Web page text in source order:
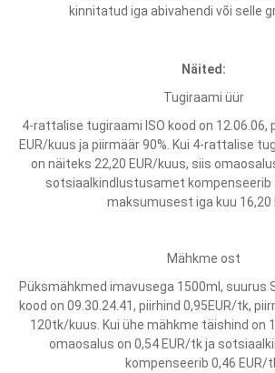
kinnitatud iga abivahendi või selle
Näited:
Tugiraami üür
4-rattalise tugiraami ISO kood on 12.06.06,
EUR/kuus ja piirmäär 90%. Kui 4-rattalise
on näiteks 22,20 EUR/kuus, siis
sotsiaalkindlustusamet kompenseerib
maksumusest iga kuu 16,20
Mähkme ost
Püksmähkmed imavusega 1500ml, suurus
kood on 09.30.24.41, piirhind 0,95EUR/tk,
120tk/kuus. Kui ühe mähkme täishind on
omaosalus on 0,54 EUR/tk ja
kompenseerib 0,46 EUR/